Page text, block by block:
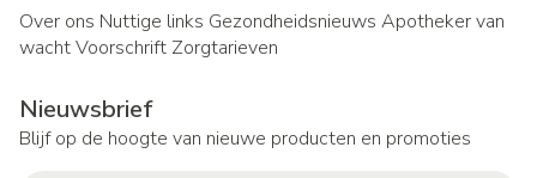
Over ons Nuttige links Gezondheidsnieuws Apotheker van
wachtVoorschrift Zorgtarieven
Nieuwsbrief
Blijf op de hoogte van nieuwe producten en promoties